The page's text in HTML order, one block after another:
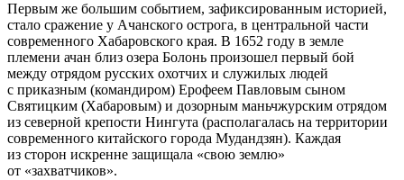
Первым же большим событием, зафиксированным историей,
стало сражение у Ачанского острога, в центральной части
современного Хабаровского края. В 1652 году в земле
племени ачан близ озера Болонь произошел первый бой
между отрядом русских охотчих и служилых людей
с приказным (командиром) Ерофеем Павловым сыном
Святицким (Хабаровым) и дозорным маньчжурским отрядом
из северной крепости Нингута (располагалась на территории
современного китайского города Мудандзян). Каждая
из сторон искренне защищала «свою землю»
от «захватчиков».